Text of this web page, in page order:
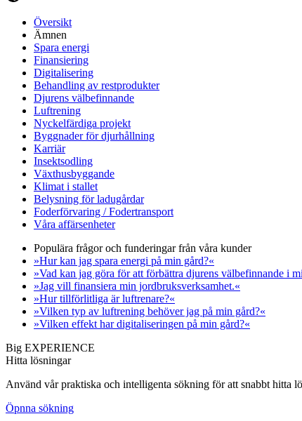
Översikt
Ämnen
Spara energi
Finansiering
Digitalisering
Behandling av restprodukter
Djurens välbefinnande
Luftrening
Nyckelfärdiga projekt
Byggnader för djurhållning
Karriär
Insektsodling
Växthusbyggande
Klimat i stallet
Belysning för ladugårdar
Foderförvaring / Fodertransport
Våra affärsenheter
Populära frågor och funderingar från våra kunder
»Hur kan jag spara energi på min gård?«
»Vad kan jag göra för att förbättra djurens välbefinnande i
»Jag vill finansiera min jordbruksverksamhet.«
»Hur tillförlitliga är luftrenare?«
»Vilken typ av luftrening behöver jag på min gård?«
»Vilken effekt har digitaliseringen på min gård?«
Big EXPERIENCE
Hitta lösningar
Använd vår praktiska och intelligenta sökning för att snabbt hitta
Öpnna sökning